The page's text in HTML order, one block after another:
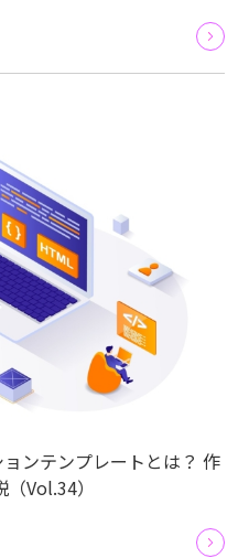
ンテンプレートとは？ 作
Vol.34）